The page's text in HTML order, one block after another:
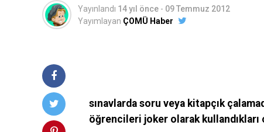
Yayınlandı 14 yıl önce - 09 Temmuz 2012
Yayımlayan ÇOMÜ Haber
sınavlarda soru veya kitapçık
öğrencileri joker olarak kullandıkları